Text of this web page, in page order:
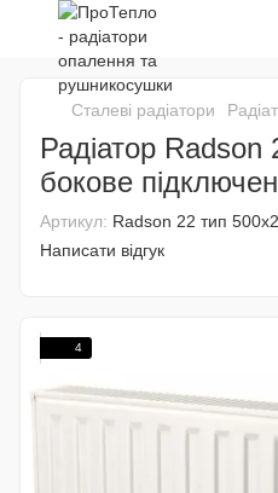
Сталеві радіатори
Радіатор Radson
бокове
Артикул: Radson 22 тип
Написати відгук
4